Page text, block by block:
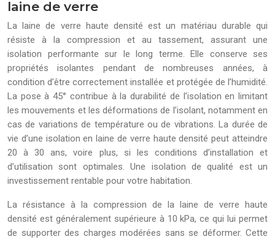
laine de verre
La laine de verre haute densité est un matériau durable qui
résiste à la compression et au tassement, assurant une
isolation performante sur le long terme. Elle conserve ses
propriétés isolantes pendant de nombreuses années, à
condition d’être correctement installée et protégée de l’humidité.
La pose à 45° contribue à la durabilité de l’isolation en limitant
les mouvements et les déformations de l’isolant, notamment en
cas de variations de température ou de vibrations. La durée de
vie d’une isolation en laine de verre haute densité peut atteindre
20 à 30 ans, voire plus, si les conditions d’installation et
d’utilisation sont optimales. Une isolation de qualité est un
investissement rentable pour votre habitation.
La résistance à la compression de la laine de verre haute
densité est généralement supérieure à 10 kPa, ce qui lui permet
de supporter des charges modérées sans se déformer. Cette